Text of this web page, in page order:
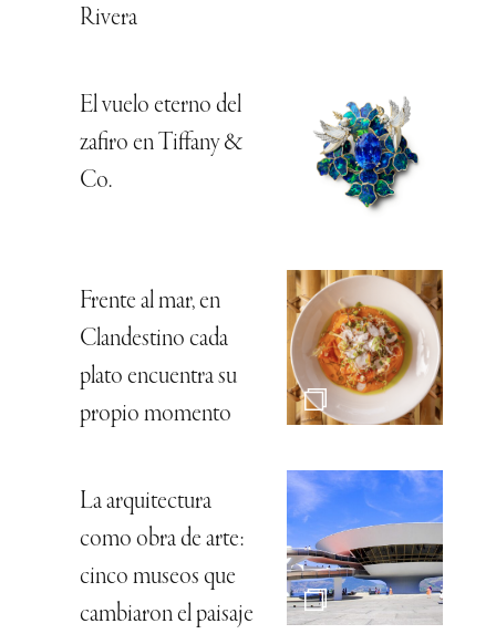
Rivera
El vuelo eterno del
zafiro en Tiffany &
Co.
Frente al mar, en
Clandestino cada
plato encuentra su
propio momento
La arquitectura
como obra de arte:
cinco museos que
cambiaron el paisaje